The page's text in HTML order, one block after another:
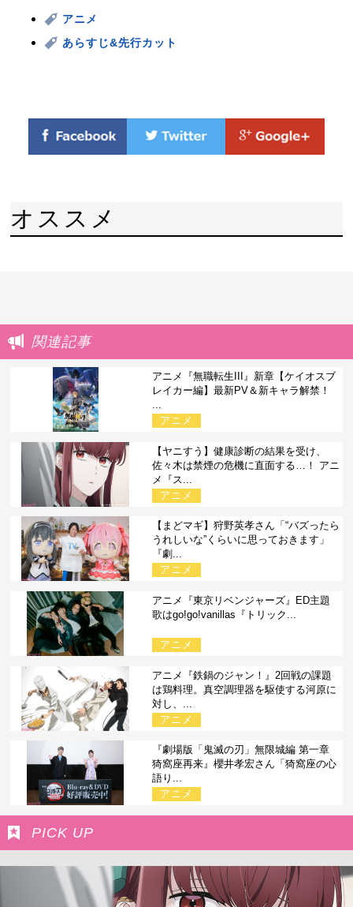
アニメ
あらすじ&先行カット
オススメ
関連記事
アニメ『無職転生III』新章【ケイオスブ
レイカー編】最新PV＆新キャラ解禁！
...
アニメ
【ヤニすう】健康診断の結果を受け、
佐々木は禁煙の危機に直面する…！ アニ
メ『ス...
アニメ
【まどマギ】狩野英孝さん「“バズったら
うれしいな”くらいに思っておきます」
『劇...
アニメ
アニメ『東京リベンジャーズ』ED主題
歌はgo!go!vanillas『トリック...
アニメ
アニメ『鉄鍋のジャン！』2回戦の課題
は鶏料理。真空調理器を駆使する河原に
対し、...
アニメ
『劇場版「鬼滅の刃」無限城編 第一章
猗窩座再来』櫻井孝宏さん「猗窩座の心
語り...
アニメ
PICK UP